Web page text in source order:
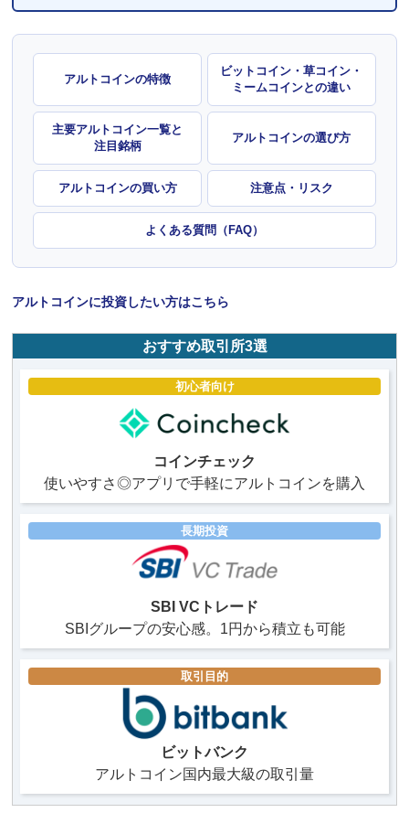
アルトコインの特徴
ビットコイン・草コイン・
ミームコインとの違い
主要アルトコイン一覧と
注目銘柄
アルトコインの選び方
アルトコインの買い方 注意点・リスク
よくある質問（FAQ）
アルトコインに投資したい方はこちら
おすすめ取引所3選
初心者向け
コインチェック
使いやすさ◎アプリで手軽にアルトコインを購入
長期投資
SBI VCトレード
SBIグループの安心感。1円から積立も可能
取引目的
ビットバンク
アルトコイン国内最大級の取引量